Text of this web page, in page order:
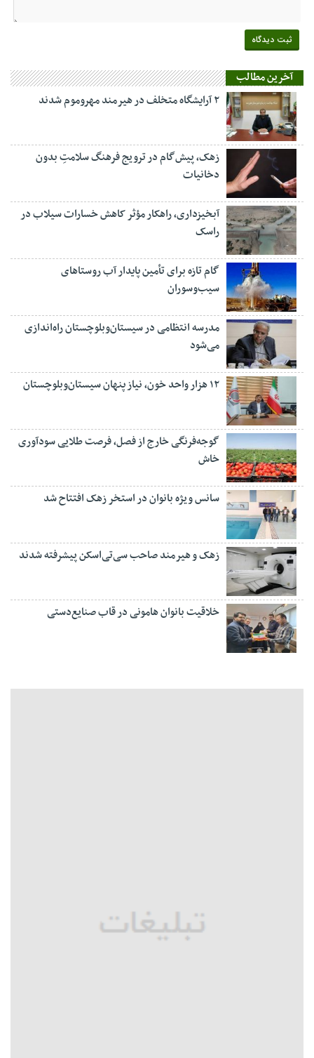
آخرین مطالب
۲ آرایشگاه متخلف در هیرمند مهروموم شدند
زهک، پیش‌گام در ترویج فرهنگ سلامتِ بدون
دخانیات
آبخیزداری، راهکار مؤثر کاهش خسارات سیلاب در
راسک
گام تازه برای تأمین پایدار آب روستاهای
سیب‌وسوران
مدرسه انتظامی در سیستان‌وبلوچستان راه‌اندازی
می‌شود
۱۲ هزار واحد خون، نیاز پنهان سیستان‌وبلوچستان
گوجه‌فرنگی خارج از فصل، فرصت طلایی سودآوری
خاش
سانس ویژه بانوان در استخر زهک افتتاح شد
زهک و هیرمند صاحب سی‌تی‌اسکن پیشرفته شدند
خلاقیت بانوان هامونی در قاب صنایع‌دستی